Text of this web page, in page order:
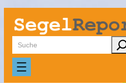
Zum
Inhalt
springen
Suchen